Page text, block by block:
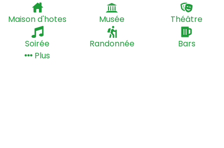
Maison d'hotes Musée Théâtre
Soirée Randonnée
Bars
Plus